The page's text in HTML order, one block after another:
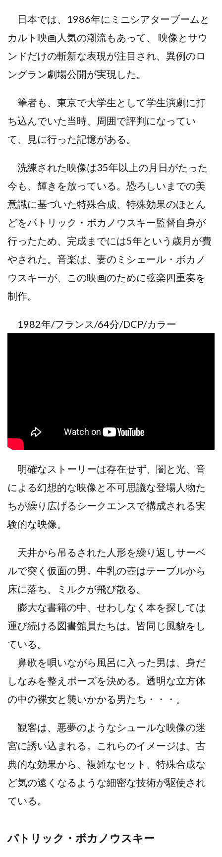
日本では、1986年にミニシアターブームと
カルト映画人気の潮流もあって、 映像とサウ
ンドだけの斬新な表現が注目され、異例のロ
ングラン劇場公開が実現した。
筆者も、東京で大学生として学生演劇に打
ち込んでいた当時、周囲で評判になってい
て、見に行った記憶がある。
洗練された映像は35年以上の月日がたった
今も、輝きを放っている。恐ろしいまでの美
意識に基づいた特殊合成、特殊効果のほとん
どをパトリック・ボカノウスキー監督自身が
行ったため、完成までには5年という歳月が費
やされた。音楽は、妻のミシェール・ボカノ
ウスキーが、この映画のために弦楽四重奏を
制作。
1982年/フランス/64分/DCP/カラー
明確なストーリーは存在せず、闇と光、音
による幻想的な映像と不可思議な登場人物た
ちが繰り広げるシークエンスで構成される実
験的な映像。
天井から吊るされた人形を繰り返しサーベ
ルで突く仮面の男。牛乳の壺はテーブルから
床に落ち、ミルクが飛び散る。
膨大な書籍の中、せわしなく本を探しては
運び続ける図書館員たちは、皆同じ風貌をし
ている。
鼻歌を唄いながら風呂に入った男は、身だ
しなみを整えポーズを決める。透明な立方体
の中の裸女と襲いかかる男たち・・・。
観客は、悪夢のようなシュールな映像の迷
宮に誘い込まれる。これらのイメージは、古
典的な効果から、複雑なセット、特殊合成な
ど気の遠くなるような細密な技術が駆使され
ている。
パトリック・ボカノウスキー